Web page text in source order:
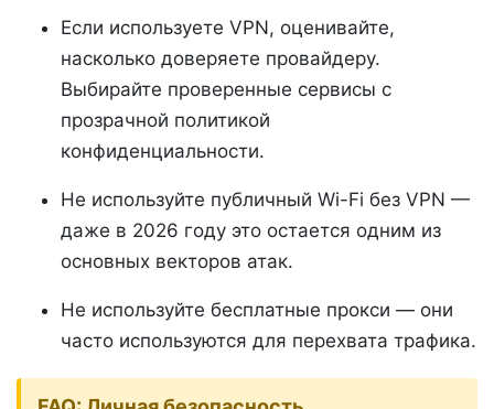
Если используете VPN, оценивайте,
насколько доверяете провайдеру.
Выбирайте проверенные сервисы с
прозрачной политикой
конфиденциальности.
Не используйте публичный Wi-Fi без VPN —
даже в 2026 году это остается одним из
основных векторов атак.
Не используйте бесплатные прокси — они
часто используются для перехвата трафика.